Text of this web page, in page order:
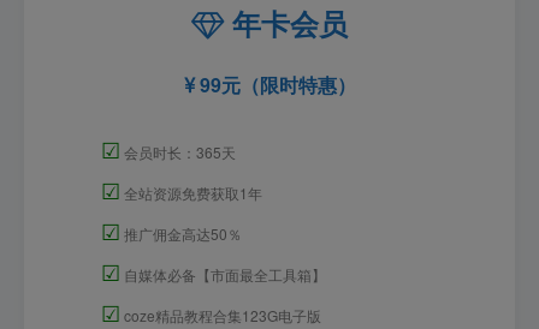
年卡会员
99元（限时特惠）
☑ 会员时长：365天
☑ 全站资源免费获取1年
☑ 推广佣金高达50％
☑ 自媒体必备【市面最全工具箱】
☑ coze精品教程合集123G电子版